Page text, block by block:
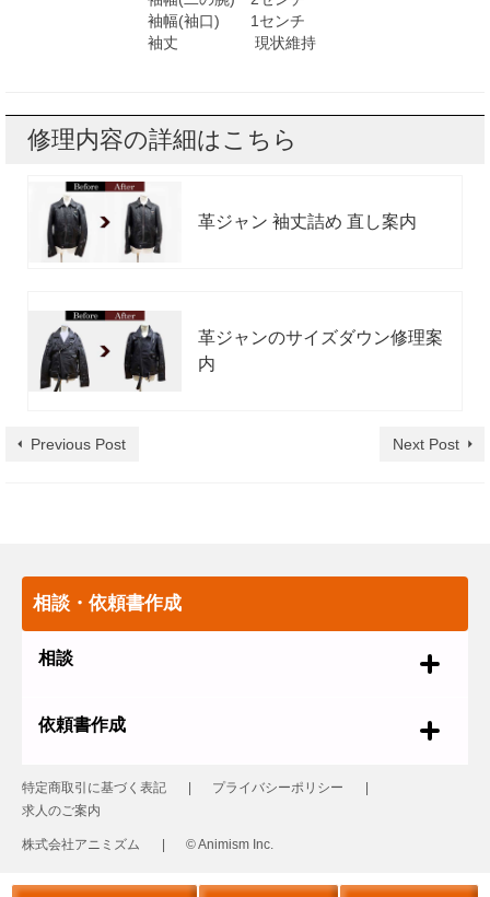
袖幅(袖口) 1センチ
袖丈 現状維持
修理内容の詳細はこちら
革ジャン 袖丈詰め 直し案内
革ジャンのサイズダウン修理案
内
Previous Post Next Post
相談・依頼書作成
相談
依頼書作成
特定商取引に基づく表記
プライバシーポリシー
求人のご案内
株式会社アニミズム © Animism Inc.